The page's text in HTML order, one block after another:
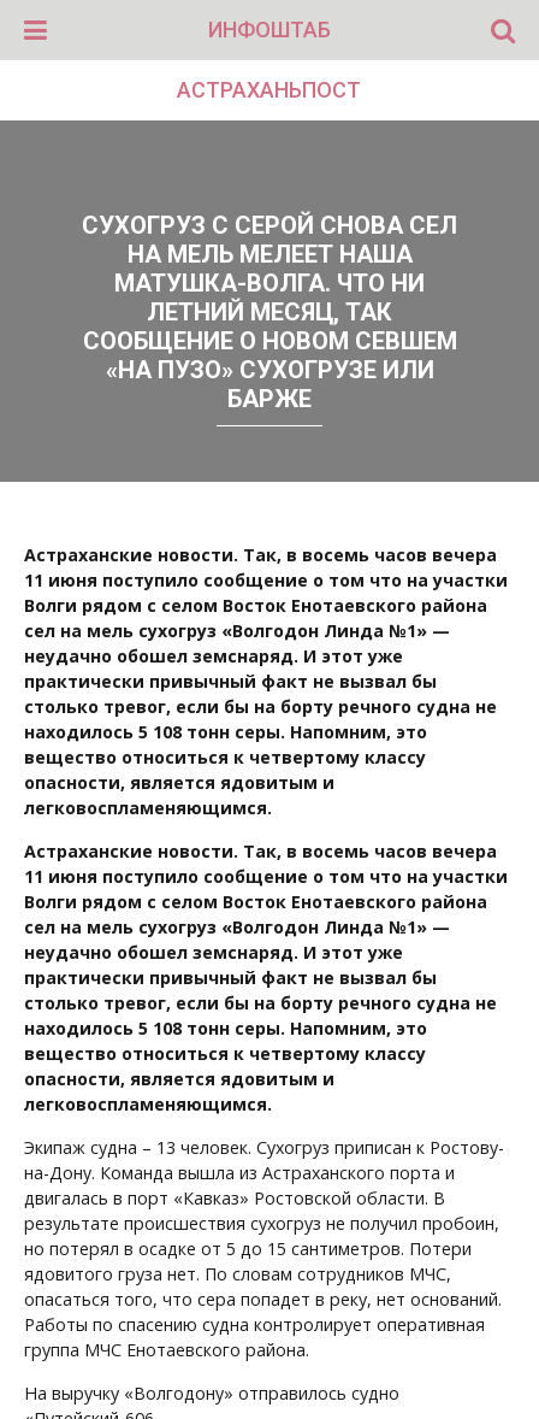
ИНФОШТАБ
АСТРАХАНЬПОСТ
СУХОГРУЗ С СЕРОЙ СНОВА СЕЛ
НА МЕЛЬ МЕЛЕЕТ НАША
МАТУШКА-ВОЛГА. ЧТО НИ
ЛЕТНИЙ МЕСЯЦ, ТАК
СООБЩЕНИЕ О НОВОМ СЕВШЕМ
«НА ПУЗО» СУХОГРУЗЕ ИЛИ
БАРЖЕ
Астраханские новости. Так, в восемь часов вечера
11 июня поступило сообщение о том что на участки
Волги рядом с селом Восток Енотаевского района
сел на мель сухогруз «Волгодон Линда №1» —
неудачно обошел земснаряд. И этот уже
практически привычный факт не вызвал бы
столько тревог, если бы на борту речного судна не
находилось 5 108 тонн серы. Напомним, это
вещество относиться к четвертому классу
опасности, является ядовитым и
легковоспламеняющимся.
Астраханские новости. Так, в восемь часов вечера
11 июня поступило сообщение о том что на участки
Волги рядом с селом Восток Енотаевского района
сел на мель сухогруз «Волгодон Линда №1» —
неудачно обошел земснаряд. И этот уже
практически привычный факт не вызвал бы
столько тревог, если бы на борту речного судна не
находилось 5 108 тонн серы. Напомним, это
вещество относиться к четвертому классу
опасности, является ядовитым и
легковоспламеняющимся.
Экипаж судна – 13 человек. Сухогруз приписан к Ростову-
на-Дону. Команда вышла из Астраханского порта и
двигалась в порт «Кавказ» Ростовской области. В
результате происшествия сухогруз не получил пробоин,
но потерял в осадке от 5 до 15 сантиметров. Потери
ядовитого груза нет. По словам сотрудников МЧС,
опасаться того, что сера попадет в реку, нет оснований.
Работы по спасению судна контролирует оперативная
группа МЧС Енотаевского района.
На выручку «Волгодону» отправилось судно